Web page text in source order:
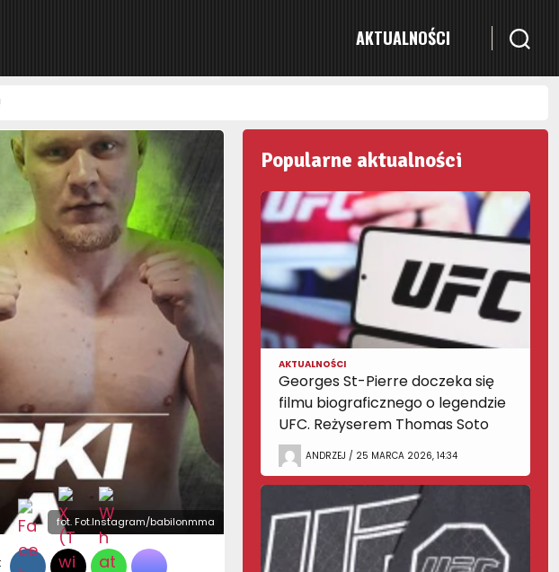
AKTUALNOŚCI
fot. Fot.Instagram/babilonmma
Popularne aktualności
AKTUALNOŚCI
Georges St-Pierre doczeka się
filmu biograficznego o legendzie
UFC. Reżyserem Thomas Soto
ANDRZEJ / 25 MARCA 2026, 14:34